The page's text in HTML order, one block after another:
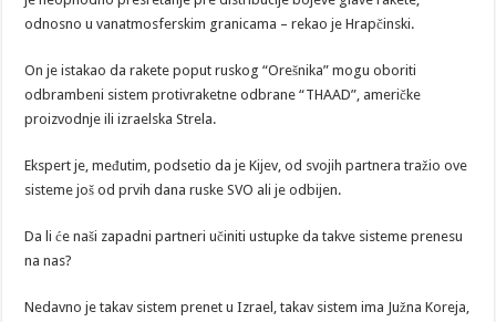
odnosno u vanatmosferskim granicama – rekao je Hrapčinski.
On je istakao da rakete poput ruskog “Orešnika” mogu oboriti
odbrambeni sistem protivraketne odbrane “THAAD”, američke
proizvodnje ili izraelska Strela.
Ekspert je, međutim, podsetio da je Kijev, od svojih partnera tražio ove
sisteme još od prvih dana ruske SVO ali je odbijen.
Da li će naši zapadni partneri učiniti ustupke da takve sisteme prenesu
na nas?
Nedavno je takav sistem prenet u Izrael, takav sistem ima Južna Koreja,